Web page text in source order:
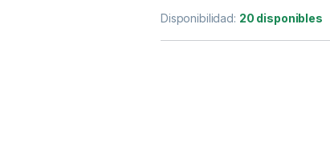
Disponibilidad: 20 disponibles